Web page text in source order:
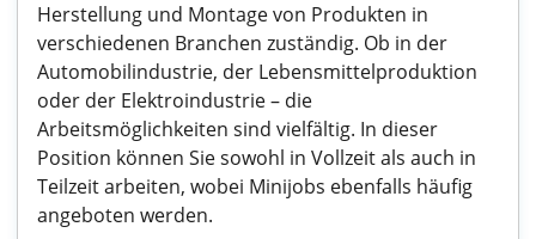
Herstellung und Montage von Produkten in
verschiedenen Branchen zuständig. Ob in der
Automobilindustrie, der Lebensmittelproduktion
oder der Elektroindustrie – die
Arbeitsmöglichkeiten sind vielfältig. In dieser
Position können Sie sowohl in Vollzeit als auch in
Teilzeit arbeiten, wobei Minijobs ebenfalls häufig
angeboten werden.